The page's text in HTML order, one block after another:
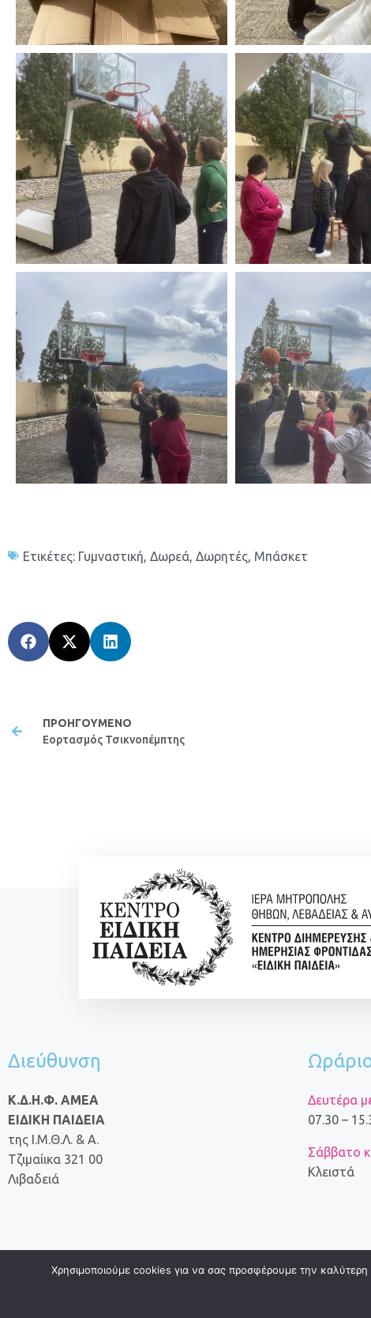
Ετικέτες: Γυμναστική Δωρεά Δωρητές Μπάσκετ
ΠΡΟΗΓΟΎΜΕΝΟ
Εορτασμός Τσικνοπέμπτης
Διεύθυνση
Κ.Δ.Η.Φ. ΑΜΕΑ
ΕΙΔΙΚΗ ΠΑΙΔΕΙΑ
της Ι.Μ.Θ.Λ. & Α.
Τζιμαίικα 321 00
Λιβαδειά
Δευτέρα
07.30 –
Σάββατο
Κλειστά
Χρησιμοποιούμε cookies για να σας προσφέρουμε την καλύτερη